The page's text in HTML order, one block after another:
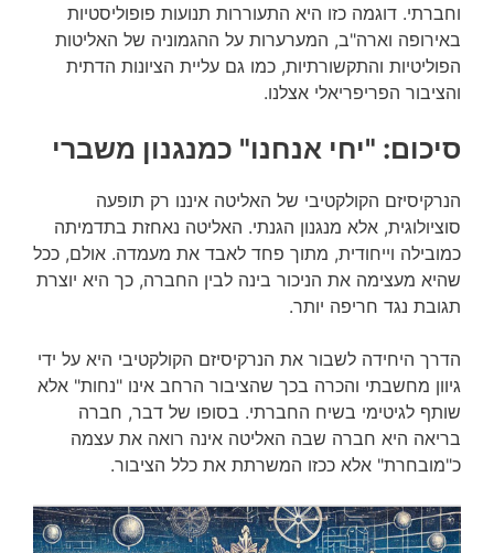
וחברתי. דוגמה כזו היא התעוררות תנועות פופוליסטיות
באירופה וארה"ב, המערערות על ההגמוניה של האליטות
הפוליטיות והתקשורתיות, כמו גם עליית הציונות הדתית
והציבור הפריפריאלי אצלנו.
סיכום: "יחי אנחנו" כמנגנון משברי
הנרקיסיזם הקולקטיבי של האליטה איננו רק תופעה
סוציולוגית, אלא מנגנון הגנתי. האליטה נאחזת בתדמיתה
כמובילה וייחודית, מתוך פחד לאבד את מעמדה. אולם, ככל
שהיא מעצימה את הניכור בינה לבין החברה, כך היא יוצרת
תגובת נגד חריפה יותר.
הדרך היחידה לשבור את הנרקיסיזם הקולקטיבי היא על ידי
גיוון מחשבתי והכרה בכך שהציבור הרחב אינו "נחות" אלא
שותף לגיטימי בשיח החברתי. בסופו של דבר, חברה
בריאה היא חברה שבה האליטה אינה רואה את עצמה
כ"מובחרת" אלא ככזו המשרתת את כלל הציבור.